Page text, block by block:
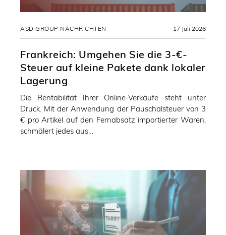
ASD GROUP NACHRICHTEN 17 Juli 2026
Frankreich: Umgehen Sie die 3-€-
Steuer auf kleine Pakete dank lokaler
Lagerung
Die Rentabilität Ihrer Online-Verkäufe steht unter
Druck. Mit der Anwendung der Pauschalsteuer von 3
€ pro Artikel auf den Fernabsatz importierter Waren,
schmälert jedes aus…